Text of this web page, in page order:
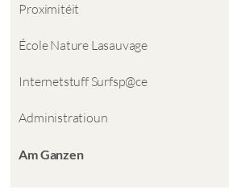
Proximitéit
École Nature Lasauvage
Internetstuff Surfsp@ce
Administratioun
Am Ganzen